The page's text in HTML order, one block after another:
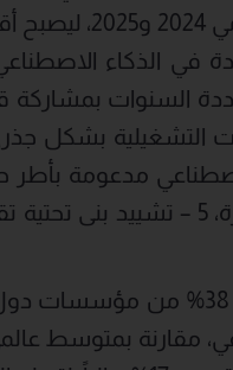
مستوى نضج الذكاء
في الذكاء
إعادة تصميم العمليات
استقطاب وتطوير المواهب بوتيرة أعلى
وفيما يتعلق بالتقنيات المتقدمة، تشير